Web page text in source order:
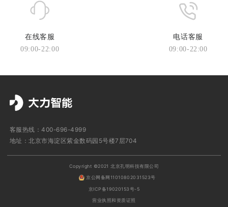
您可以拨打大力智能官方热线（400-696-4999），通过学
习灯 SN 号查询保修服务，后续我们会上线自助查询功能。
大力智能大力智能学习灯保修多长时间？
大力智能学习灯保修期自产品交付之日起算一年。
自保修期起始后七日内，出现保修范围内的产品硬件故障时，
您可选择退货或更换同款新机；
自保修期起始第八日至第十五日，出现保修范围内的产品硬件
故障时，您可要求更换同款新机；
硬件故障时，将由厂商为您提供维修服务。
《大力智能学习灯保修政策》
在线客服
09:00-22:00
电话客服
09:00-22:00
客服热线：400-696-4999
地址：北京市海淀区紫金数码园5号楼7层704
Copyright ©2021 北京孔明科技有限公司
京公网备网11010802031523号
京ICP备19020153号-5
营业执照和资质证照